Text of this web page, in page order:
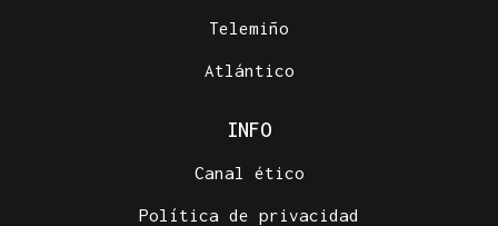
Telemiño
Atlántico
INFO
Canal ético
Política de privacidad